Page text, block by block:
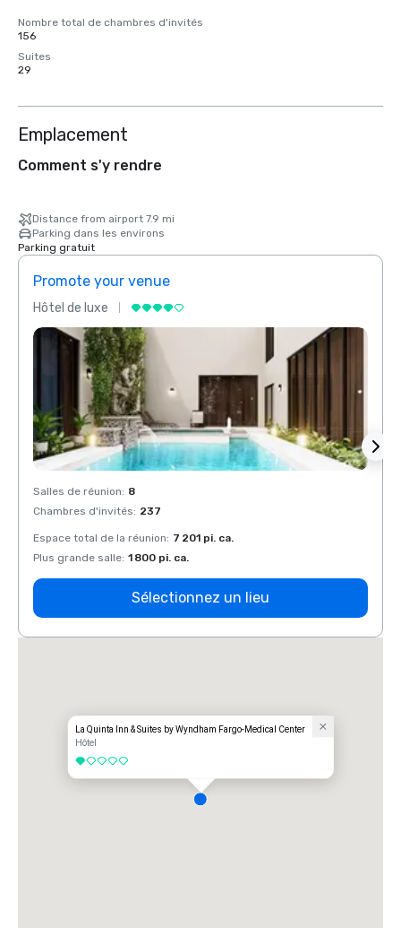
Nombre total de chambres d'invités
156
Suites
29
Emplacement
Comment s'y rendre
Distance from airport 7.9 mi
Parking dans les environs
Parking gratuit
Promote your venue
Hôtel de luxe
Salles de réunion: 8
Chambres d'invités: 237
Espace total de la réunion: 7 201 pi. ca.
Plus grande salle: 1 800 pi. ca.
Sélectionnez un lieu
La Quinta Inn & Suites by Wyndham Fargo-Medical Center
Hôtel
1 sur 5